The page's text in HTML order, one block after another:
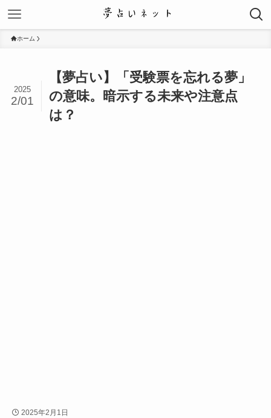
ホーム
【夢占い】「受験票を忘れる夢」
の意味。暗示する未来や注意点
は？
2025
2/01
2025年2月1日